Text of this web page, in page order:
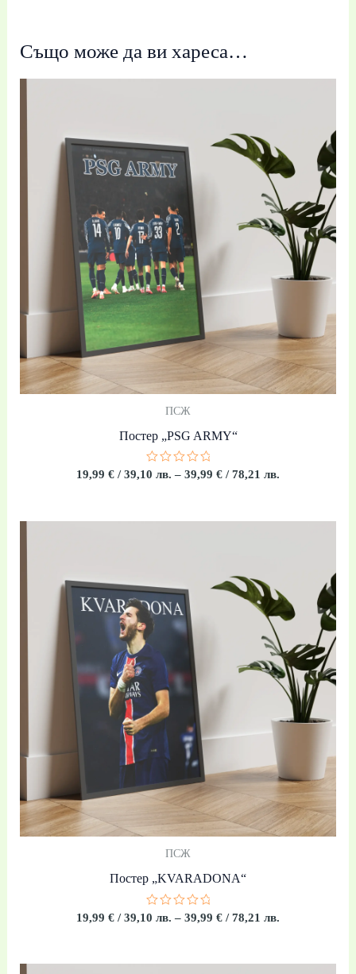
Също може да ви хареса…
ПСЖ
Постер „PSG ARMY“
Оценено
19,99 € / 39,10 лв. – 39,99 € / 78,21 лв.
39,10 лв.
through
39,99 €
78,21 лв.
ПСЖ
Постер „KVARADONA“
Оценено
19,99 € / 39,10 лв. – 39,99 € / 78,21 лв.
39,10 лв.
through
39,99 €
78,21 лв.